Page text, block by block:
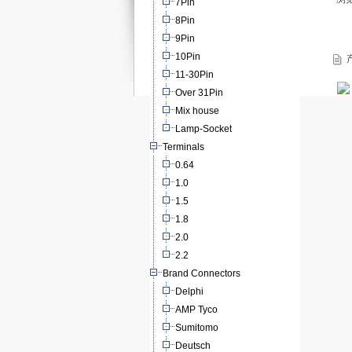
7Pin
8Pin
9Pin
10Pin
11-30Pin
Over 31Pin
Mix house
Lamp-Socket
Terminals
0.64
1.0
1.5
1.8
2.0
2.2
Brand Connectors
Delphi
AMP Tyco
Sumitomo
Deutsch